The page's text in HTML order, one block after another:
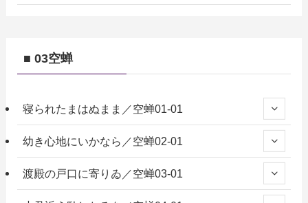
■ 03空蝉
寝られたまはぬまま／空蝉01-01
幼き心地にいかなら／空蝉02-01
渡殿の戸口に寄りゐ／空蝉03-01